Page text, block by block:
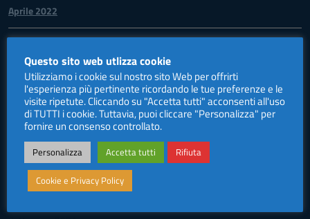
Aprile 2022
Gennaio 2022
Dicembre 2021
Novembre 2021
Ottobre 2021
Questo sito web utlizza cookie
Utilizziamo i cookie sul nostro sito Web per offrirti
l'esperienza più pertinente ricordando le tue preferenze e le
visite ripetute. Cliccando su "Accetta tutti" acconsenti all'uso
di TUTTI i cookie. Tuttavia, puoi cliccare "Personalizza" per
fornire un consenso controllato.
Personalizza Accetta tutti Rifiuta
Cookie e Privacy Policy